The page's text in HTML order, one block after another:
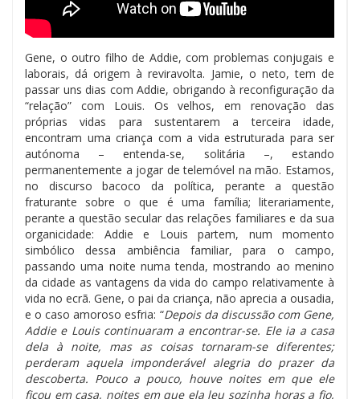
Gene, o outro filho de Addie, com problemas conjugais e
laborais, dá origem à reviravolta. Jamie, o neto, tem de
passar uns dias com Addie, obrigando à reconfiguração da
“relação” com Louis. Os velhos, em renovação das
próprias vidas para sustentarem a terceira idade,
encontram uma criança com a vida estruturada para ser
autónoma – entenda-se, solitária –, estando
permanentemente a jogar de telemóvel na mão. Estamos,
no discurso bacoco da política, perante a questão
fraturante sobre o que é uma família; literariamente,
perante a questão secular das relações familiares e da sua
organicidade: Addie e Louis partem, num momento
simbólico dessa ambiência familiar, para o campo,
passando uma noite numa tenda, mostrando ao menino
da cidade as vantagens da vida do campo relativamente à
vida no ecrã. Gene, o pai da criança, não aprecia a ousadia,
e o caso amoroso esfria: “Depois da discussão com Gene,
Addie e Louis continuaram a encontrar-se. Ele ia a casa
dela à noite, mas as coisas tornaram-se diferentes;
perderam aquela imponderável alegria do prazer da
descoberta. Pouco a pouco, houve noites em que ele
ficou em casa, noites em que ela leu sozinha horas a fio,